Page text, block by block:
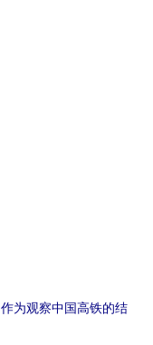
作为观察中国高铁的结